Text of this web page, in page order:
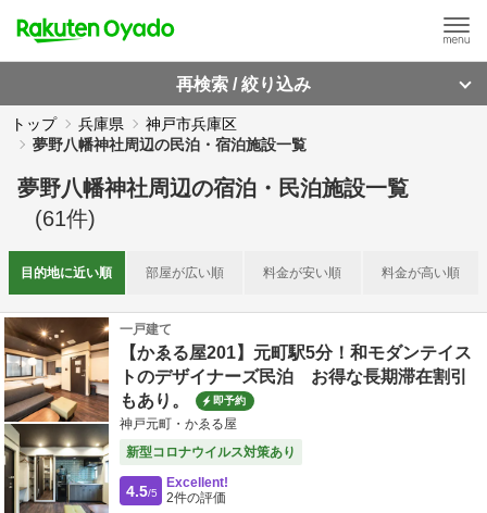
再検索 / 絞り込み
トップ 兵庫県
神戸市兵庫区
夢野八幡神社周辺の民泊・宿泊施設一覧
夢野八幡神社周辺の宿泊・民泊施設一覧
(61件)
目的地に近い順 部屋が広い順 料金が安い順 料金が高い順
一戸建て
【かゑる屋201】元町駅5分！和モダンテイス
トのデザイナーズ民泊 お得な長期滞在割引
もあり。
即予約
神戸元町・かゑる屋
新型コロナウイルス対策あり
4.5/5
Excellent!
2件の評価